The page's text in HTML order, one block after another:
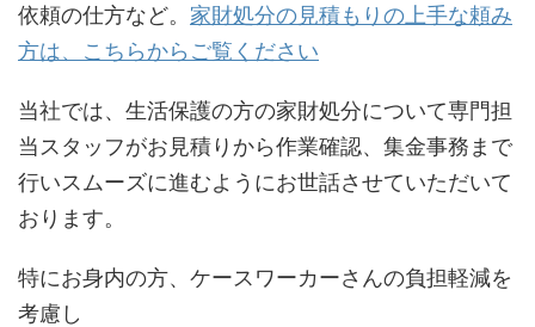
依頼の仕方など。 家財処分の見積もりの上手な頼み
方は、こちらからご覧ください
当社では、生活保護の方の家財処分について専門担
当スタッフがお見積りから作業確認、集金事務まで
行いスムーズに進むようにお世話させていただいて
おります。
特にお身内の方、ケースワーカーさんの負担軽減を
考慮し